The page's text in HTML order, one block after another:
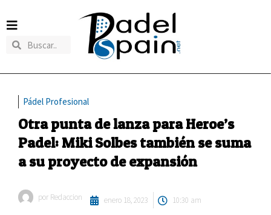
Pádel Profesional
Otra punta de lanza para Heroe’s
Padel: Miki Solbes también se suma
a su proyecto de expansión
por Redaccion enero 18, 2023 10:30 am